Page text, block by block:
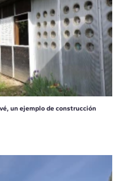
un ejemplo de construcción